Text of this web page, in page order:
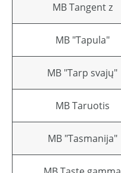
MB Tangent z
MB "Tapula"
MB "Tarp svajų"
MB Taruotis
MB "Tasmanija"